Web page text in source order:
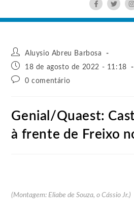
Aluysio Abreu Barbosa
18 de agosto de 2022 - 11:18
0 comentário
Genial/Quaest:
à frente de Freixo
(Montagem: Eliabe de Souza, o Cássio Jr.)